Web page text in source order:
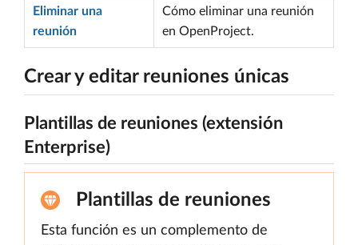
Eliminar una
reunión
Cómo eliminar una reunión
en OpenProject.
Crear y editar reuniones únicas
Plantillas de reuniones (extensión
Enterprise)
Plantillas de reuniones
Esta función es un complemento de